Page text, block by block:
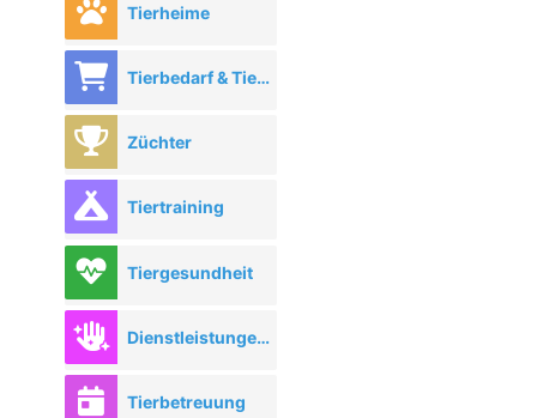
Tierheime
Tierbedarf & Tierhandel
Züchter
Tiertraining
Tiergesundheit
Dienstleistungen rund ums Tier
Tierbetreuung